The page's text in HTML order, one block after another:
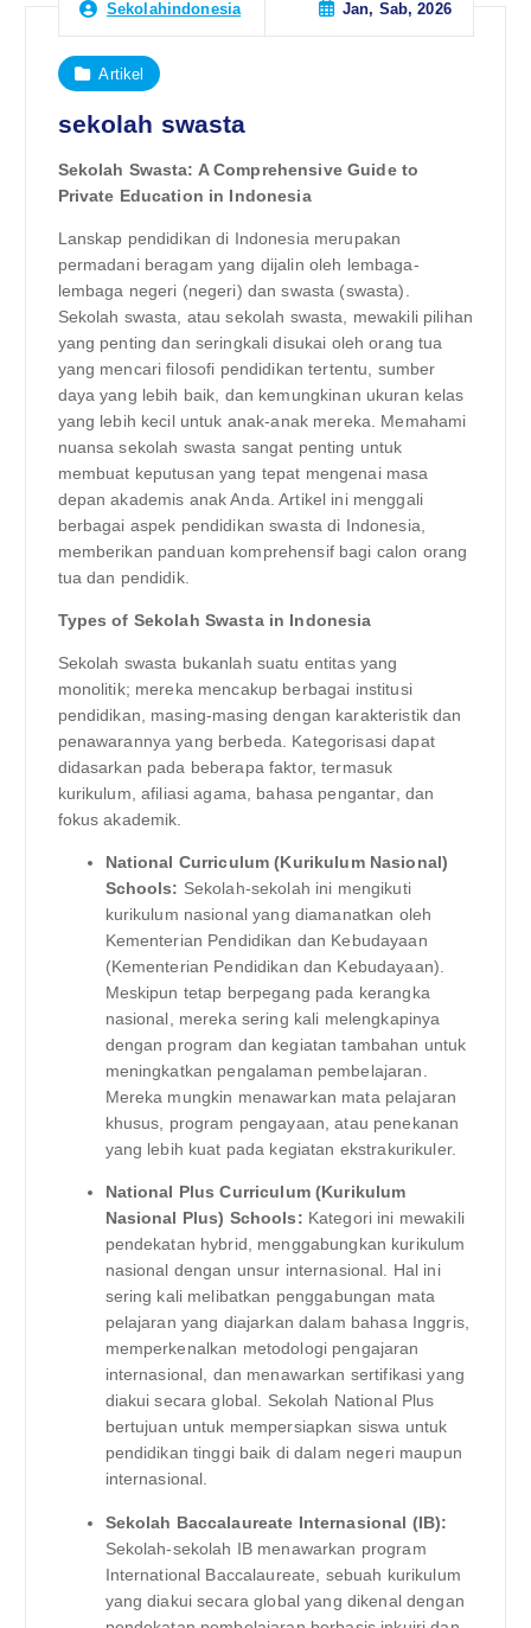
Sekolahindonesia Jan, Sab, 2026
Artikel
sekolah swasta
Sekolah Swasta: A Comprehensive Guide to
Private Education in Indonesia
Lanskap pendidikan di Indonesia merupakan
permadani beragam yang dijalin oleh lembaga-
lembaga negeri (negeri) dan swasta (swasta).
Sekolah swasta, atau sekolah swasta, mewakili pilihan
yang penting dan seringkali disukai oleh orang tua
yang mencari filosofi pendidikan tertentu, sumber
daya yang lebih baik, dan kemungkinan ukuran kelas
yang lebih kecil untuk anak-anak mereka. Memahami
nuansa sekolah swasta sangat penting untuk
membuat keputusan yang tepat mengenai masa
depan akademis anak Anda. Artikel ini menggali
berbagai aspek pendidikan swasta di Indonesia,
memberikan panduan komprehensif bagi calon orang
tua dan pendidik.
Types of Sekolah Swasta in Indonesia
Sekolah swasta bukanlah suatu entitas yang
monolitik; mereka mencakup berbagai institusi
pendidikan, masing-masing dengan karakteristik dan
penawarannya yang berbeda. Kategorisasi dapat
didasarkan pada beberapa faktor, termasuk
kurikulum, afiliasi agama, bahasa pengantar, dan
fokus akademik.
National Curriculum (Kurikulum Nasional)
Schools: Sekolah-sekolah ini mengikuti
kurikulum nasional yang diamanatkan oleh
Kementerian Pendidikan dan Kebudayaan
(Kementerian Pendidikan dan Kebudayaan).
Meskipun tetap berpegang pada kerangka
nasional, mereka sering kali melengkapinya
dengan program dan kegiatan tambahan untuk
meningkatkan pengalaman pembelajaran.
Mereka mungkin menawarkan mata pelajaran
khusus, program pengayaan, atau penekanan
yang lebih kuat pada kegiatan ekstrakurikuler.
National Plus Curriculum (Kurikulum
Nasional Plus) Schools: Kategori ini mewakili
pendekatan hybrid, menggabungkan kurikulum
nasional dengan unsur internasional. Hal ini
sering kali melibatkan penggabungan mata
pelajaran yang diajarkan dalam bahasa Inggris,
memperkenalkan metodologi pengajaran
internasional, dan menawarkan sertifikasi yang
diakui secara global. Sekolah National Plus
bertujuan untuk mempersiapkan siswa untuk
pendidikan tinggi baik di dalam negeri maupun
internasional.
Sekolah Baccalaureate Internasional (IB):
Sekolah-sekolah IB menawarkan program
International Baccalaureate, sebuah kurikulum
yang diakui secara global yang dikenal dengan